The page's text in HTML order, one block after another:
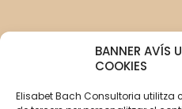
BANNER AVÍS
COOKIES
Elisabet Bach Consultoria utilitza